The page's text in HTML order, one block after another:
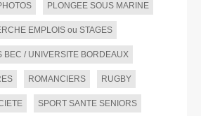
PLONGEE SOUS MARINE
EMPLOIS ou STAGES
BEC / UNIVERSITE BORDEAUX
ROMANCIERS RUGBY
SPORT SANTE SENIORS